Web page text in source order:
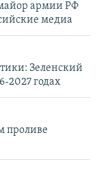
армии РФ
медиа
Зеленский
2027 годах
проливе